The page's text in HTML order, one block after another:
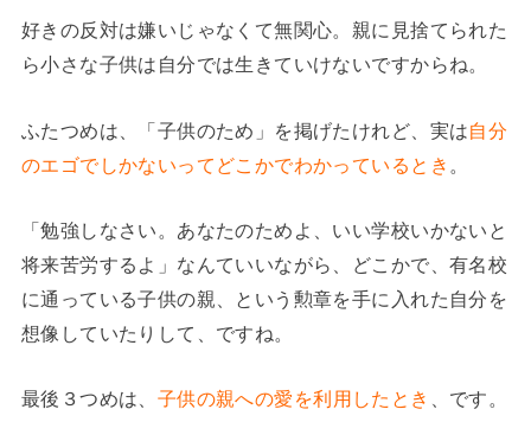
好きの反対は嫌いじゃなくて無関心。親に見捨てられた
ら小さな子供は自分では生きていけないですからね。
ふたつめは、「子供のため」を掲げたけれど、実は自分
のエゴでしかないってどこかでわかっているとき
「勉強しなさい。あなたのためよ、いい学校いかないと
将来苦労するよ」なんていいながら、どこかで、有名校
に通っている子供の親、という勲章を手に入れた自分を
想像していたりして、ですね。
最後３つめは、 子供の親への愛を利用したとき 、です。